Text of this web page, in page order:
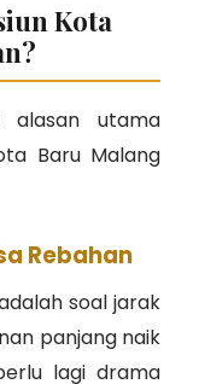
Kota
alasan utama
Baru Malang
Rebahan
soal jarak
panjang naik
lagi drama